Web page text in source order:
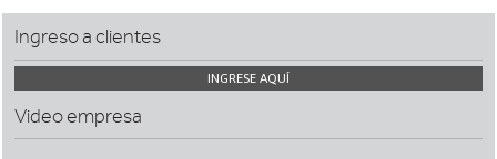
Ingreso a clientes
INGRESE AQUÍ
Video empresa